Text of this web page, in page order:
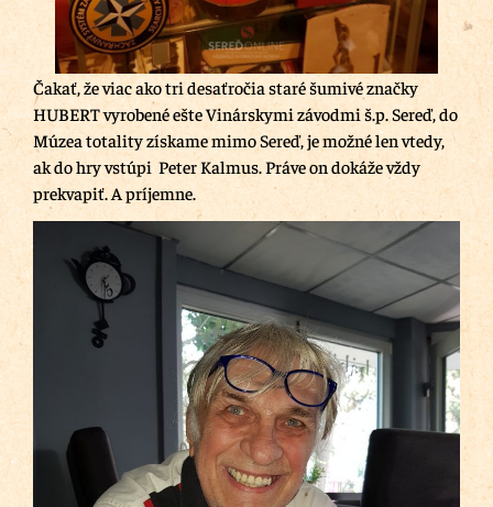
Čakať, že viac ako tri desaťročia staré šumivé značky
HUBERT vyrobené ešte Vinárskymi závodmi š.p. Sereď, do
Múzea totality získame mimo Sereď, je možné len vtedy,
ak do hry vstúpi Peter Kalmus. Práve on dokáže vždy
prekvapiť. A príjemne.